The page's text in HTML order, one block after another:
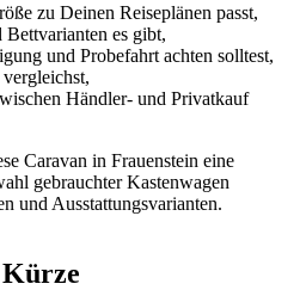
zu Deinen Reiseplänen passt,
es gibt,
und Probefahrt achten solltest,
Händler- und Privatkauf
Caravan in Frauenstein eine
gebrauchter Kastenwagen
und Ausstattungsvarianten.